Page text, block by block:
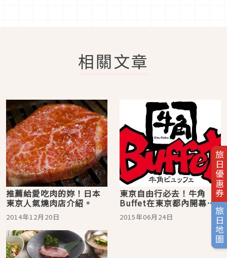
旅日優惠券
旅日地圖
相關文章
推薦給愛吃肉的妳！日本
東京人氣燒肉店介紹。
2014年12月20日
東京自由行必去！牛角
Buffet在東京都內開幕
囉！ 燒肉雜學小彙整
2015年06月24日